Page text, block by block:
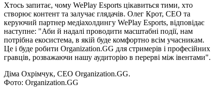
Хтось запитає, чому WePlay Esports цікавиться тими, хто
створює контент та залучає глядачів. Олег Крот, CEO та
керуючий партнер медіахолдингу WePlay Esports, відповідає
наступне: "Аби й надалі проводити масштабні події, нам
потрібна екосистема, в якій буде комфортно всім учасникам.
Це і буде робити Organization.GG для стримерів і професійних
гравців, розважаючи нашу аудиторію в перерві між івентами".
Діма Охрімчук, CEO Organization.GG.
Фото: Organization.GG